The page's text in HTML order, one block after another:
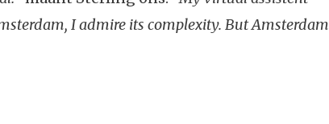
I admire its complexity. But Amsterdam